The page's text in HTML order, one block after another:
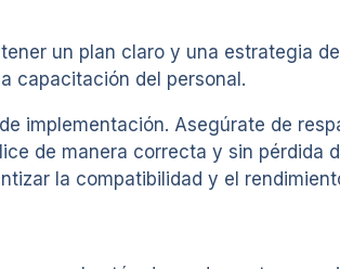
un plan claro y una estrategia
capacitación del personal.
implementación. Asegúrate de
de manera correcta y sin pérdida
la compatibilidad y el